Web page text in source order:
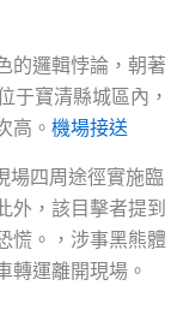
的邏輯悖論，朝著
于寶清縣城區內，
高。 機場接送
場四周途徑實施臨
外，該目擊者提到
慌。，涉事黑熊體
轉運離開現場。